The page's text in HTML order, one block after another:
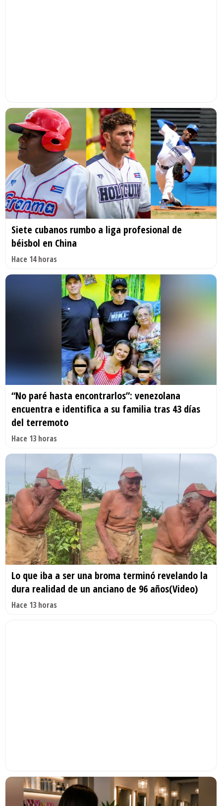
Siete cubanos rumbo a liga profesional de
béisbol en China
Hace 14 horas
“No paré hasta encontrarlos”: venezolana
encuentra e identifica a su familia tras 43 días
del terremoto
Hace 13 horas
Lo que iba a ser una broma terminó revelando la
dura realidad de un anciano de 96 años(Video)
Hace 13 horas